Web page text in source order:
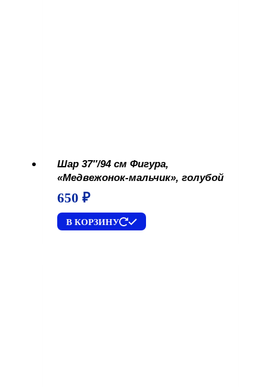
Шар 37″/94 см Фигура,
«Медвежонок-мальчик», голубой
650 ₽
В КОРЗИНУ